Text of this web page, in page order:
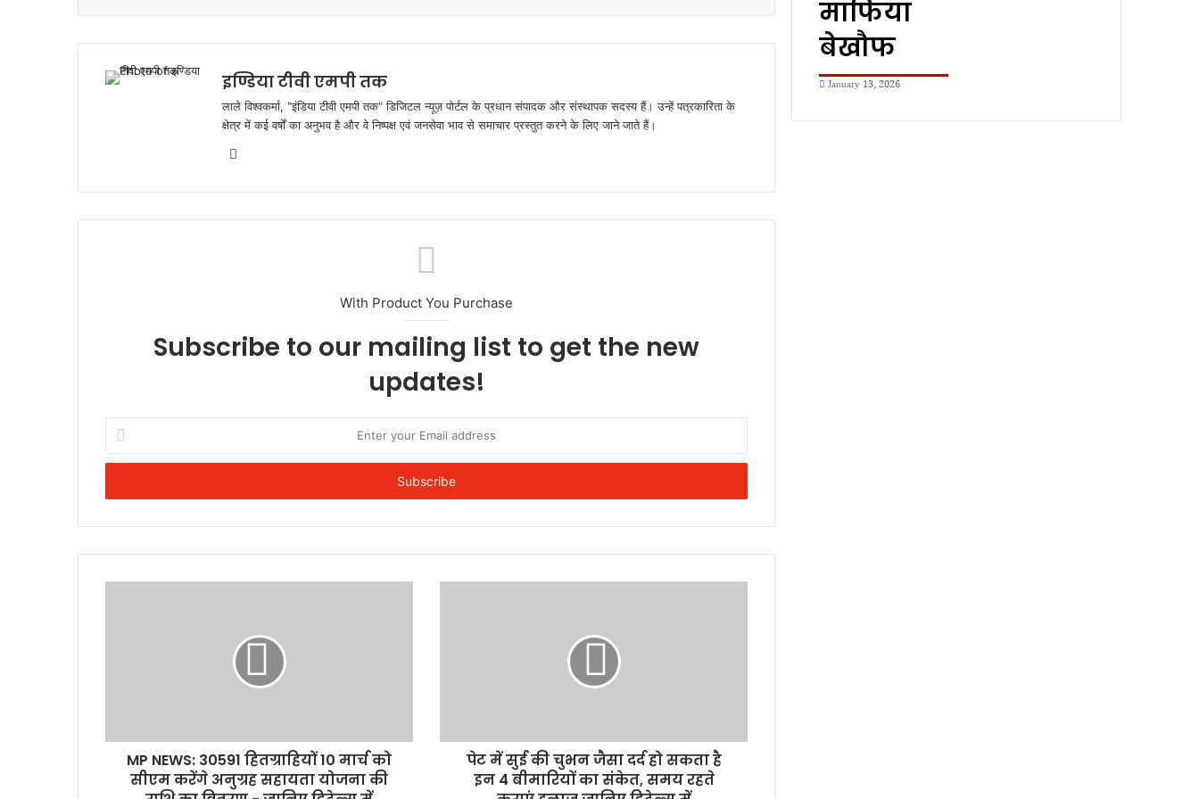
o
o
k
p
p
इण्डिया टीवी एमपी तक
लाले विश्वकर्मा, "इंडिया टीवी एमपी तक" डिजिटल न्यूज़ पोर्टल के प्रधान संपादक और संस्थापक सदस्य हैं। उन्हें पत्रकारिता के
क्षेत्र में कई वर्षों का अनुभव है और वे निष्पक्ष एवं जनसेवा भाव से समाचार प्रस्तुत करने के लिए जाने जाते हैं।
With Product You Purchase
Subscribe to our mailing list to get the new
updates!
your
Email
MP NEWS: 30591 हितग्राहियों 10 मार्च को
सीएम करेंगे अनुग्रह सहायता योजना की
पेट में सुई की चुभन जैसा दर्द हो सकता है
इन 4 बीमारियों का संकेत, समय रहते
माफिया
बेखौफ
January 13, 2026